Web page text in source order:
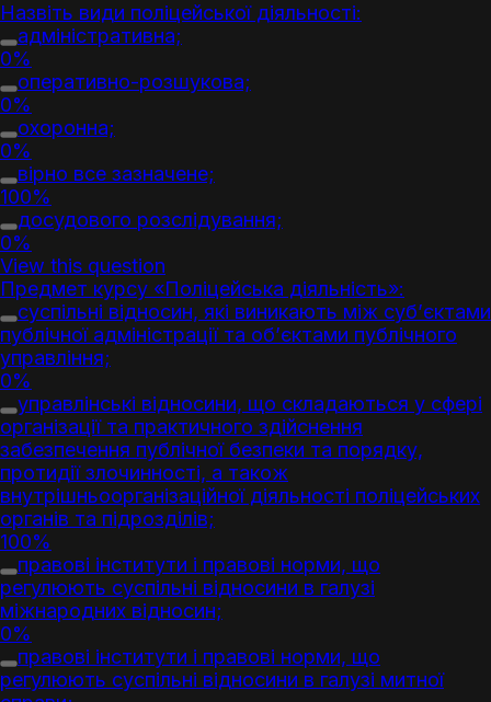
Назвіть види поліцейської діяльності:
адміністративна;
0%
оперативно-розшукова;
0%
охоронна;
0%
вірно все зазначене;
100%
досудового розслідування;
0%
View this question
Предмет курсу «Поліцейська діяльність»:
суспільні відносин, які виникають між суб’єктами
публічної адміністрації та об’єктами публічного
управління;
0%
управлінські відносини, що складаються у сфері
організації та практичного здійснення
забезпечення публічної безпеки та порядку,
протидії злочинності, а також
внутрішньоорганізаційної діяльності поліцейських
органів та підрозділів;
100%
правові інститути і правові норми, що
регулюють суспільні відносини в галузі
міжнародних відносин;
0%
правові інститути і правові норми, що
регулюють суспільні відносини в галузі митної